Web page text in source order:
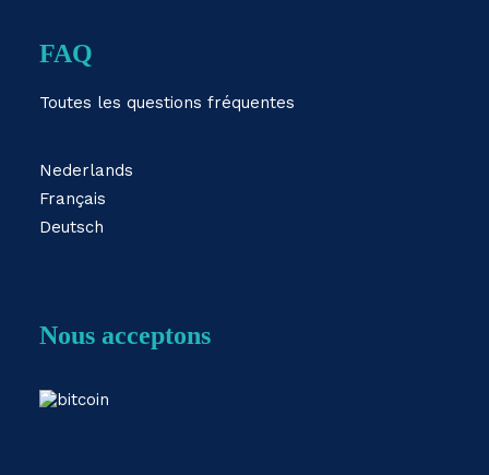
FAQ
Toutes les questions fréquentes
Nederlands
Français
Deutsch
Nous acceptons